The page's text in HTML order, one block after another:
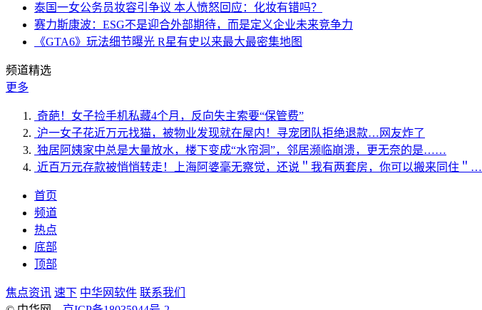
泰国一女公务员妆容引争议 本人愤怒回应：化妆有错吗？
赛力斯康波：ESG不是迎合外部期待，而是定义企业未来竞争力
《GTA6》玩法细节曝光 R星有史以来最大最密集地图
频道精选
更多
奇葩！女子捡手机私藏4个月，反向失主索要“保管费”
沪一女子花近万元找猫，被物业发现就在屋内！寻宠团队拒绝退款…网友炸了
独居阿姨家中总是大量放水，楼下变成“水帘洞”，邻居濒临崩溃，更无奈的是……
近百万元存款被悄悄转走！上海阿婆毫无察觉，还说＂我有两套房，你可以搬来同住＂…
首页
频道
热点
底部
顶部
焦点资讯 速下 中华网软件 联系我们